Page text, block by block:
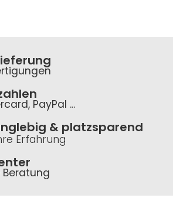
PayPal ...
& platzsparend
Erfahrung
Beratung